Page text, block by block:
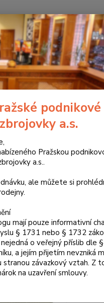
sumka FAST-S na 3
S na 3
při
1
podnikové
a.s.
Pražskou
a.s..
ale můžete si
mají pouze informativní
§ 1731 nebo § 1732
o veřejný příslib dle
a jejím přijetím nevzniká
stranou závazkový vztah. Z
na uzavření smlouvy.